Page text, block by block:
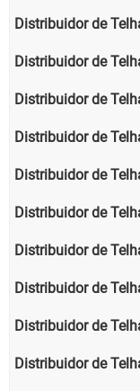
Distribuidor de
Distribuidor de
Distribuidor de
Distribuidor de
Distribuidor de
Distribuidor de
Distribuidor de
Distribuidor de
Distribuidor de
Distribuidor de